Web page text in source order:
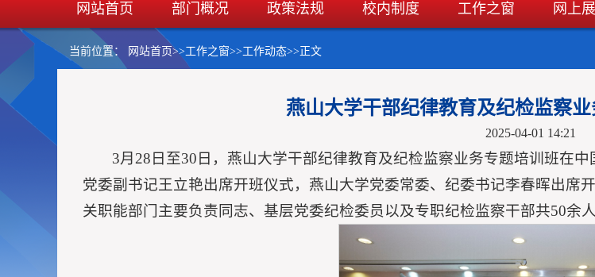
网站首页 部门概况 政策法规 校内制度 工作之窗 网上
当前位置： 网站首页>>工作之窗>>工作动态>> 正文
燕山大学干部纪律教育及纪检监察
2025-04-01 14:21
3月28日至30日，燕山大学干部纪律教育及纪检监察业务专题培训班在
党委副书记王立艳出席开班仪式，燕山大学党委常委、纪委书记李春晖出席
关职能部门主要负责同志、基层党委纪检委员以及专职纪检监察干部共50余